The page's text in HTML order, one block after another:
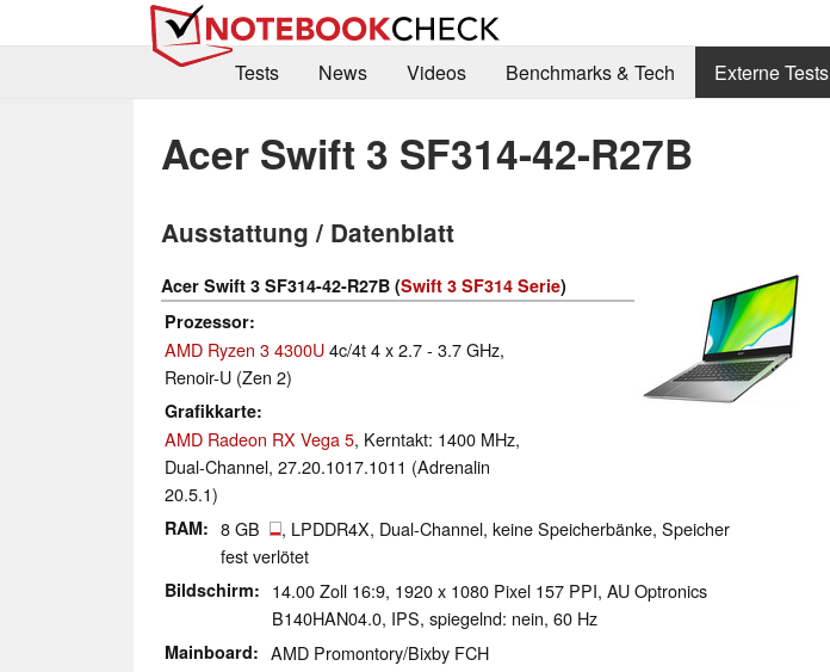
Tests
News Videos Benchmarks & Tech Externe Tests
Acer Swift 3 SF314-42-R27B
Ausstattung / Datenblatt
Acer Swift 3 SF314-42-R27B (Swift 3 SF314 Serie)
Prozessor
AMD Ryzen 3 4300U4c/4t 4 x 2.7 - 3.7 GHz,
Renoir-U (Zen 2)
Grafikkarte
AMD Radeon RX Vega 5, Kerntakt: 1400 MHz,
Dual-Channel, 27.20.1017.1011 (Adrenalin
20.5.1)
RAM 8 GB
, LPDDR4X, Dual-Channel, keine Speicherbänke, Speicher
fest verlötet
Bildschirm
14.00 Zoll 16:9, 1920 x 1080 Pixel 157 PPI, AU Optronics
B140HAN04.0, IPS, spiegelnd: nein, 60 Hz
Mainboard AMD Promontory/Bixby FCH